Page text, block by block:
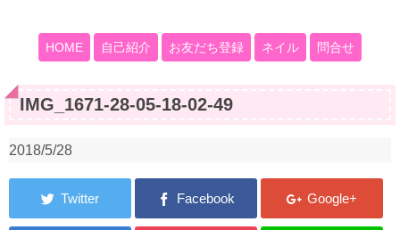
HOME 自己紹介 お友だち登録 ネイル 問合せ
IMG_1671-28-05-18-02-49
2018/5/28